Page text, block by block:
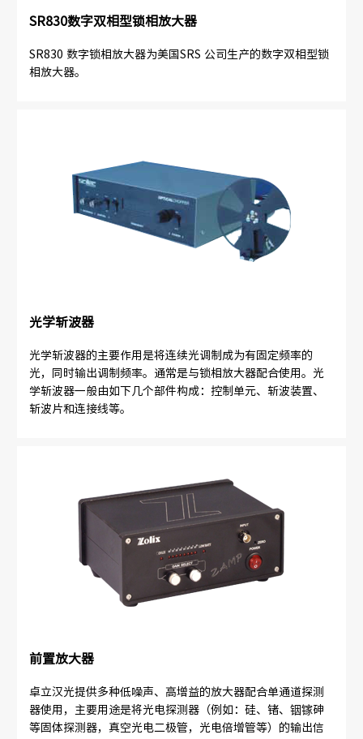
SR830数字双相型锁相放大器
SR830 数字锁相放大器为美国SRS 公司生产的数字双相型锁
相放大器。
光学斩波器
光学斩波器的主要作用是将连续光调制成为有固定频率的
光，同时输出调制频率。通常是与锁相放大器配合使用。光
学斩波器一般由如下几个部件构成：控制单元、斩波装置、
斩波片和连接线等。
前置放大器
卓立汉光提供多种低噪声、高增益的放大器配合单通道探测
器使用，主要用途是将光电探测器（例如：硅、锗、铟镓砷
等固体探测器，真空光电二极管，光电倍增管等）的输出信